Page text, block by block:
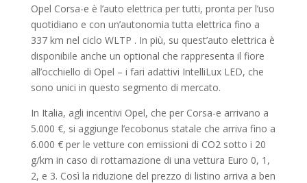
Opel Corsa-e è l’auto elettrica per tutti, pronta per l’uso
quotidiano e con un’autonomia tutta elettrica fino a
337 km nel ciclo WLTP . In più, su quest’auto elettrica è
disponibile anche un optional che rappresenta il fiore
all’occhiello di Opel – i fari adattivi IntelliLux LED, che
sono unici in questo segmento di mercato.
In Italia, agli incentivi Opel, che per Corsa-e arrivano a
5.000 €, si aggiunge l’ecobonus statale che arriva fino a
6.000 € per le vetture con emissioni di CO2 sotto i 20
g/km in caso di rottamazione di una vettura Euro 0, 1,
2, e 3. Così la riduzione del prezzo di listino arriva a ben